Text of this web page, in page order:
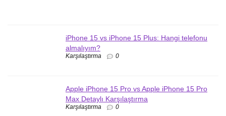
iPhone 15 vs iPhone 15 Plus: Hangi telefonu
almalıyım?
Karşılaştırma 0
Apple iPhone 15 Pro vs Apple iPhone 15 Pro
Max Detaylı Karşılaştırma
Karşılaştırma 0